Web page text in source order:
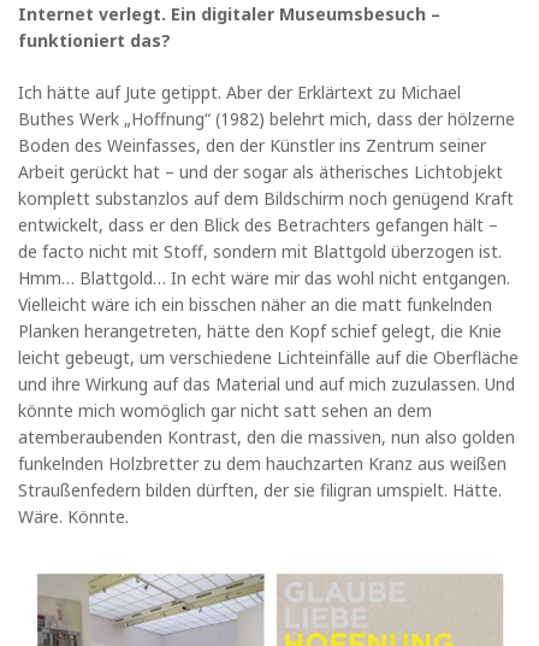
Internet verlegt. Ein digitaler Museumsbesuch –
funktioniert das?
Ich hätte auf Jute getippt. Aber der Erklärtext zu Michael
Buthes Werk „Hoffnung“ (1982) belehrt mich, dass der hölzerne
Boden des Weinfasses, den der Künstler ins Zentrum seiner
Arbeit gerückt hat – und der sogar als ätherisches Lichtobjekt
komplett substanzlos auf dem Bildschirm noch genügend Kraft
entwickelt, dass er den Blick des Betrachters gefangen hält –
de facto nicht mit Stoff, sondern mit Blattgold überzogen ist.
Hmm… Blattgold… In echt wäre mir das wohl nicht entgangen.
Vielleicht wäre ich ein bisschen näher an die matt funkelnden
Planken herangetreten, hätte den Kopf schief gelegt, die Knie
leicht gebeugt, um verschiedene Lichteinfälle auf die Oberfläche
und ihre Wirkung auf das Material und auf mich zuzulassen. Und
könnte mich womöglich gar nicht satt sehen an dem
atemberaubenden Kontrast, den die massiven, nun also golden
funkelnden Holzbretter zu dem hauchzarten Kranz aus weißen
Straußenfedern bilden dürften, der sie filigran umspielt. Hätte.
Wäre. Könnte.